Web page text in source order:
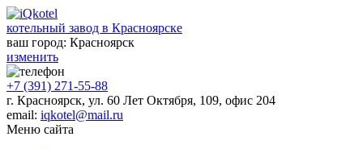
котельный завод в Красноярске
ваш город: Красноярск
изменить
+7 (391) 271-55-88
г. Красноярск, ул. 60 Лет Октября, 109, офис 204
email: iqkotel@mail.ru
Меню сайта